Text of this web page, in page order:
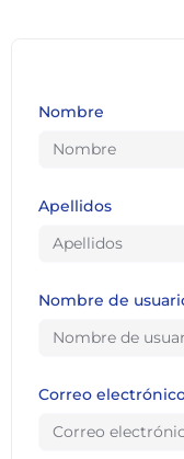
Nombre
Apellidos
Nombre de
Correo